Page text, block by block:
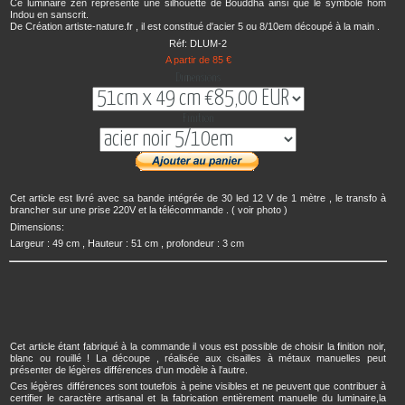
Ce luminaire zen représente une silhouette de Bouddha ainsi que le symbole hom
Indou en sanscrit.
De Création artiste-nature.fr , il est constitué d'acier 5 ou 8/10em découpé à la main .
Réf: DLUM-2
A partir de 85 €
Dimensions
Cet article est livré avec sa bande intégrée de 30 led 12 V de 1 mètre , le transfo à
brancher sur une prise 220V et la télécommande . ( voir photo )
Dimensions:
Largeur : 49 cm , Hauteur : 51 cm , profondeur : 3 cm
Cet article étant fabriqué à la commande il vous est possible de choisir la finition noir,
blanc ou rouillé ! La découpe , réalisée aux cisailles à métaux manuelles peut
présenter de légères différences d'un modèle à l'autre.
Ces légères différences sont toutefois à peine visibles et ne peuvent que contribuer à
certifier le caractère artisanal et la fabrication entièrement manuelle du luminaire,la